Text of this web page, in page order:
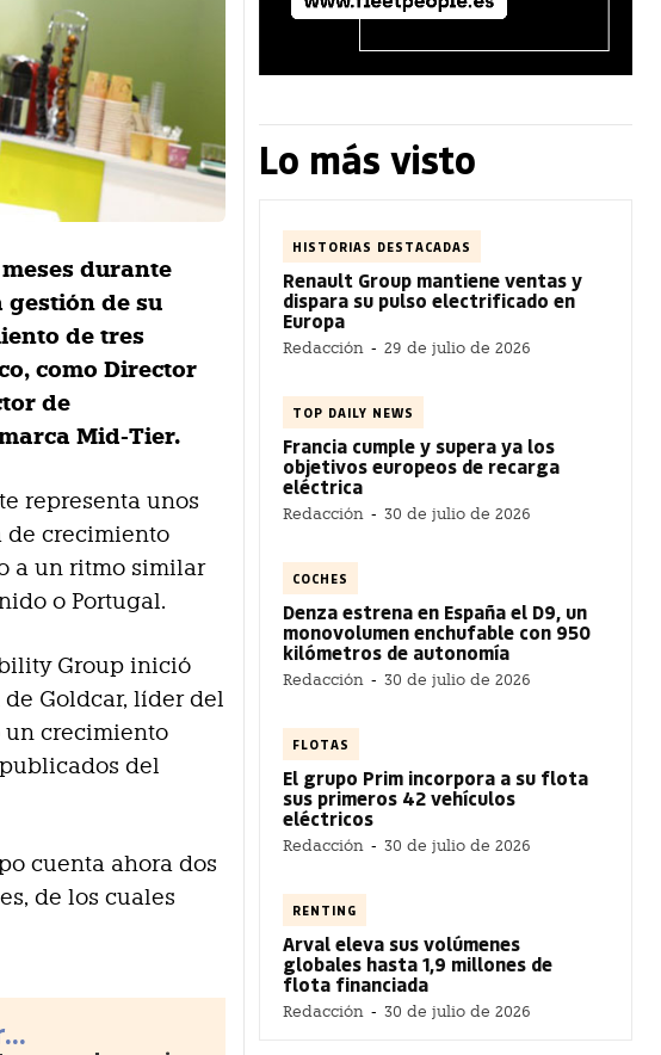
durante
gestión de su
de tres
, como Director
de
Mid-Tier.
representa unos
de crecimiento
a un ritmo similar
o Portugal.
Group inició
Goldcar, líder del
un crecimiento
publicados del
cuenta ahora dos
de los cuales
Lo más visto
HISTORIAS DESTACADAS
Renault Group mantiene ventas y
dispara su pulso electrificado en
Europa
Redacción - 29 de julio de 2026
TOP DAILY NEWS
Francia cumple y supera ya los
objetivos europeos de recarga
eléctrica
Redacción - 30 de julio de 2026
COCHES
Denza estrena en España el D9, un
monovolumen enchufable con 950
kilómetros de autonomía
Redacción - 30 de julio de 2026
FLOTAS
El grupo Prim incorpora a su flota
sus primeros 42 vehículos
eléctricos
Redacción - 30 de julio de 2026
RENTING
Arval eleva sus volúmenes
globales hasta 1,9 millones de
flota financiada
Redacción - 30 de julio de 2026